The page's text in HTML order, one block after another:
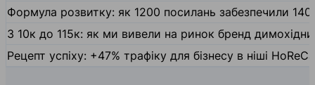
Формула розвитку: як 1200 посилань забезпечили
З 10к до 115к: як ми вивели на ринок бренд
Рецепт успіху: +47% трафіку для бізнесу в ніші HoReCa